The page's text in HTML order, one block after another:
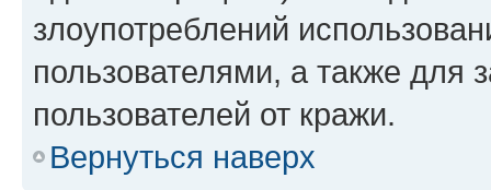
злоупотреблений
пользователями, а также для
пользователей от кражи.
Вернуться наверх